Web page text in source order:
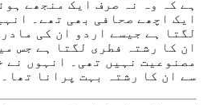
ہے کہ وہ نہ صرف ایک منجھے
ایک اچھے صحافی بھی تھے۔
لگتا ہے جیسے اردو ان کی
ان کا رشتہ فطری لگتا ہے جس
مصنوعیت نہیں تھی۔ انہوں نے
سے ان کا رشتہ بہت پرانا